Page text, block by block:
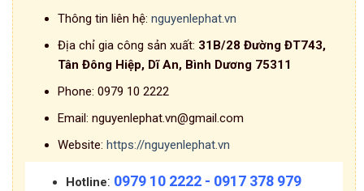
Thông tin liên hệ: nguyenlephat.vn
Địa chỉ gia công sản xuất: 31B/28 Đường ĐT743,
Tân Đông Hiệp, Dĩ An, Bình Dương 75311
Phone: 0979 10 2222
Email: nguyenlephat.vn@gmail.com
Website: https://nguyenlephat.vn
Hotline: 0979 10 2222 - 0917 378 979